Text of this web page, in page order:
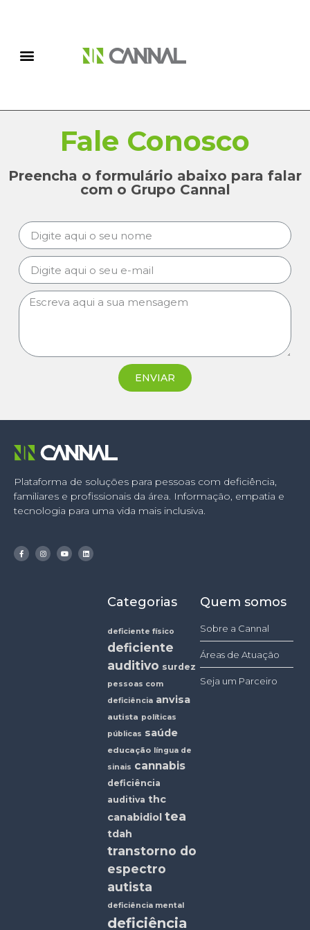
Fale Conosco
Preencha o formulário abaixo para falar
com o Grupo Cannal
ENVIAR
Plataforma de soluções para pessoas com deficiência,
familiares e profissionais da área. Informação, empatia e
tecnologia para uma vida mais inclusiva.
Categorias
deficiente físico
deficiente
auditivo surdez
pessoas com
deficiência anvisa
autista políticas
públicas saúde
educação língua de
sinais cannabis
deficiência
auditiva thc
canabidiol tea
tdah
transtorno do
espectro
autista
deficiência mental
deficiência
Quem somos
Sobre a Cannal
Áreas de Atuação
Seja um Parceiro